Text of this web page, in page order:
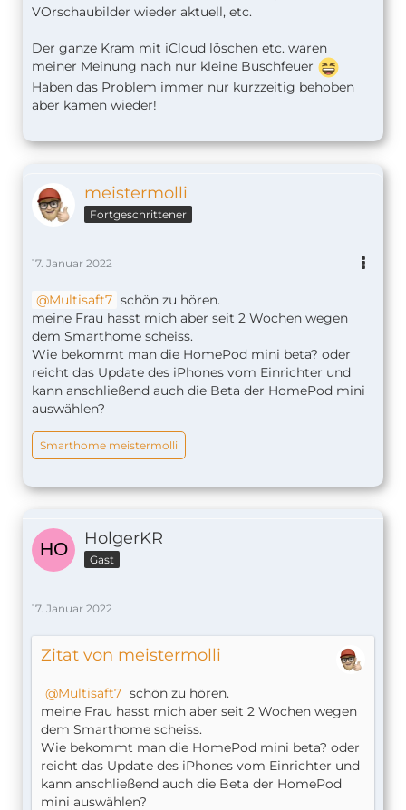
VOrschaubilder wieder aktuell, etc.
Der ganze Kram mit iCloud löschen etc. waren
meiner Meinung nach nur kleine Buschfeuer
Haben das Problem immer nur kurzzeitig behoben
aber kamen wieder!
meistermolli
Fortgeschrittener
17. Januar 2022
Multisaft7 schön zu hören.
meine Frau hasst mich aber seit 2 Wochen wegen
dem Smarthome scheiss.
Wie bekommt man die HomePod mini beta? oder
reicht das Update des iPhones vom Einrichter und
kann anschließend auch die Beta der HomePod mini
auswählen?
Smarthome meistermolli
HolgerKR
Gast
17. Januar 2022
Zitat von meistermolli
Multisaft7 schön zu hören.
meine Frau hasst mich aber seit 2 Wochen wegen
dem Smarthome scheiss.
Wie bekommt man die HomePod mini beta? oder
reicht das Update des iPhones vom Einrichter und
kann anschließend auch die Beta der HomePod
mini auswählen?